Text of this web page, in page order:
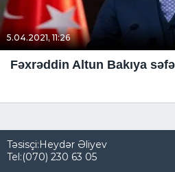
5.04.2021, 11:26
Fəxrəddin Altun Bakıya
Təsisçi:Heydər Əliyev
Tel:(070) 230 63 05